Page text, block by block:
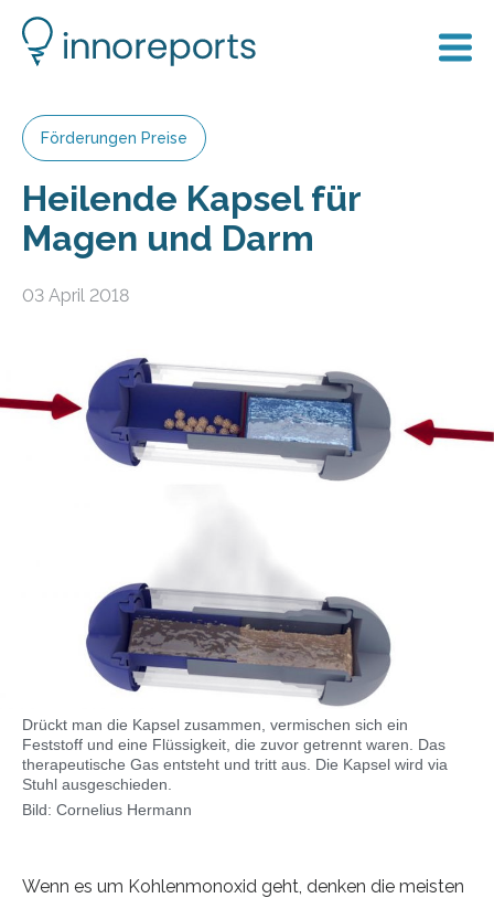
Förderungen Preise
Heilende Kapsel für
Magen und Darm
03 April 2018
Drückt man die Kapsel zusammen, vermischen sich ein
Feststoff und eine Flüssigkeit, die zuvor getrennt waren. Das
therapeutische Gas entsteht und tritt aus. Die Kapsel wird via
Stuhl ausgeschieden.
Bild: Cornelius Hermann
Wenn es um Kohlenmonoxid geht, denken die meisten